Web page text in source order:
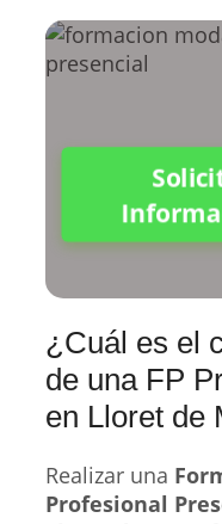
¿Cuál es el
de una FP
en Lloret de
Realizar una
Profesional